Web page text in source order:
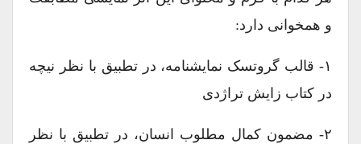
و همخوانی دارد:
۱- قالب گروتسک نمایشنامه، در تطبیق با نظر نیچه
در کتاب زایش تراژدی
۲- مضمون کمال مطلوب انسان، در تطبیق با نظر